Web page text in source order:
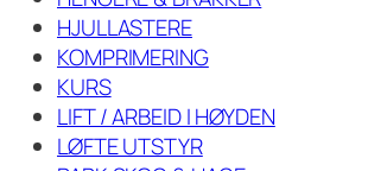
HJULLASTERE
KOMPRIMERING
KURS
LIFT / ARBEID I HØYDEN
LØFTE UTSTYR